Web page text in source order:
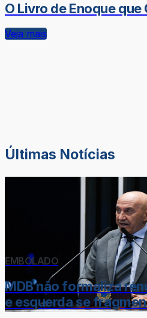
O Livro de Enoque
Veja mais
Últimas Notícias
EMBOLADO
MDB não formaliza
e esquerda se